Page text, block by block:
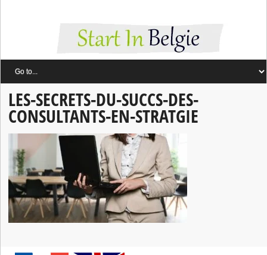
LES-SECRETS-DU-SUCCS-DES-
CONSULTANTS-EN-STRATGIE